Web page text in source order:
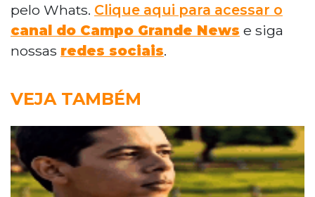
pelo Whats. Clique aqui para acessar o
canal do Campo Grande News e siga
nossas redes sociais.
VEJA TAMBÉM